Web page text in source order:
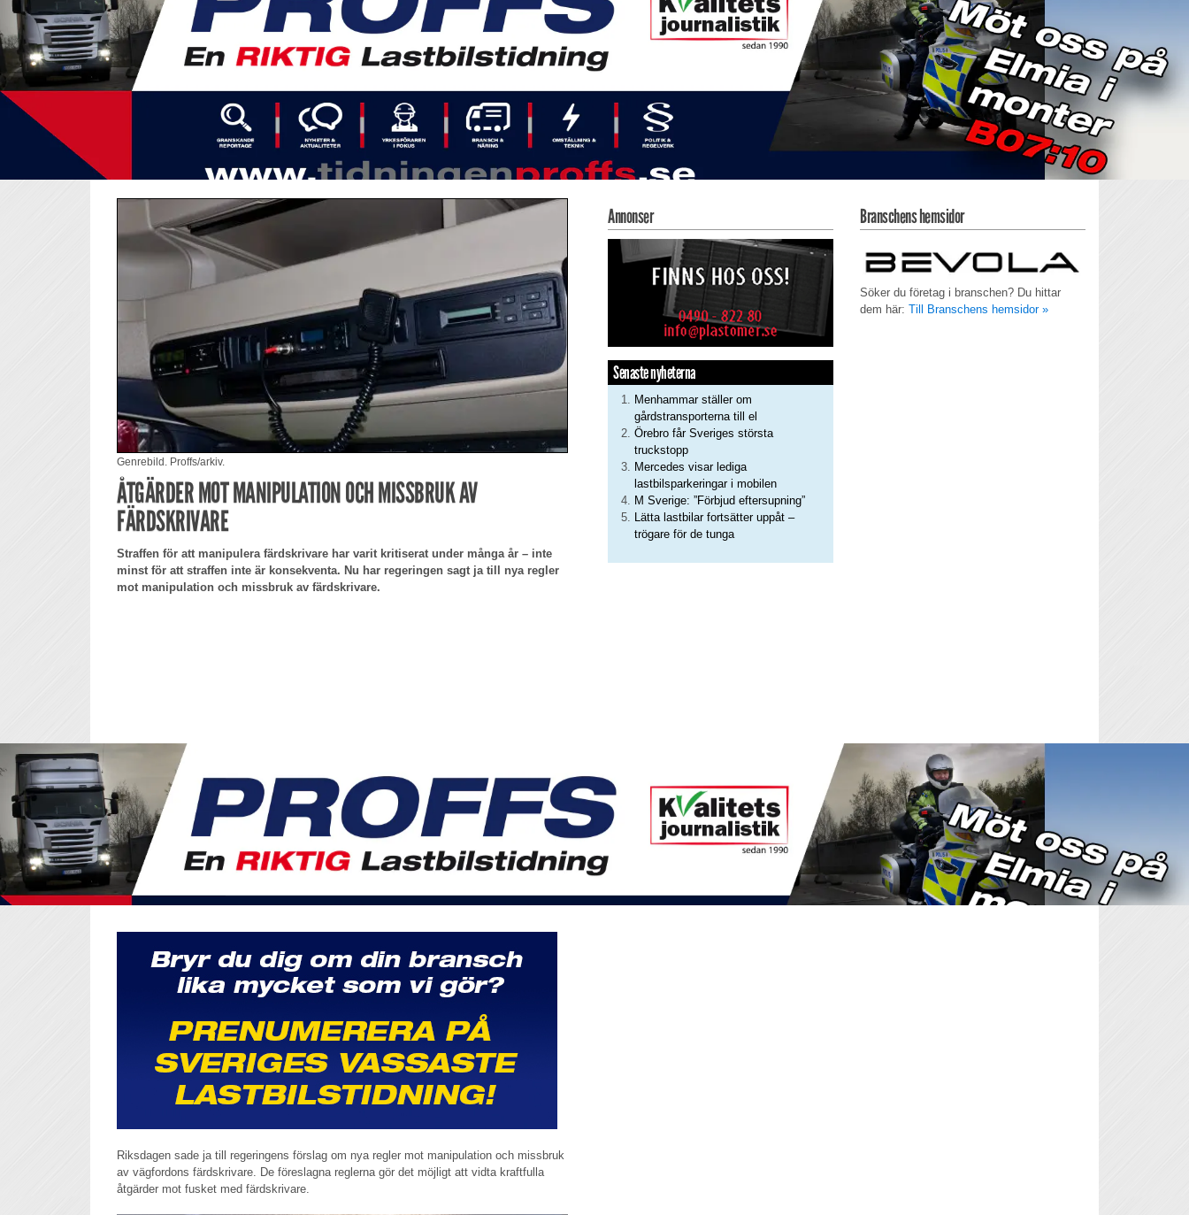
Genrebild. Proffs/arkiv.
ÅTGÄRDER MOT MANIPULATION OCH MISSBRUK AV
FÄRDSKRIVARE
Straffen för att manipulera färdskrivare har varit kritiserat under många år – inte
minst för att straffen inte är konsekventa. Nu har regeringen sagt ja till nya regler
mot manipulation och missbruk av färdskrivare.
Riksdagen sade ja till regeringens förslag om nya regler mot manipulation och missbruk
av vägfordons färdskrivare. De föreslagna reglerna gör det möjligt att vidta kraftfulla
åtgärder mot fusket med färdskrivare.
Annonser
Senaste nyheterna
Menhammar ställer om
gårdstransporterna till el
Örebro får Sveriges största
truckstopp
Mercedes visar lediga
lastbilsparkeringar i mobilen
M Sverige: ”Förbjud eftersupning”
Lätta lastbilar fortsätter uppåt –
trögare för de tunga
Branschens hemsidor
Söker du företag i branschen? Du hittar
dem här: Till Branschens hemsidor »